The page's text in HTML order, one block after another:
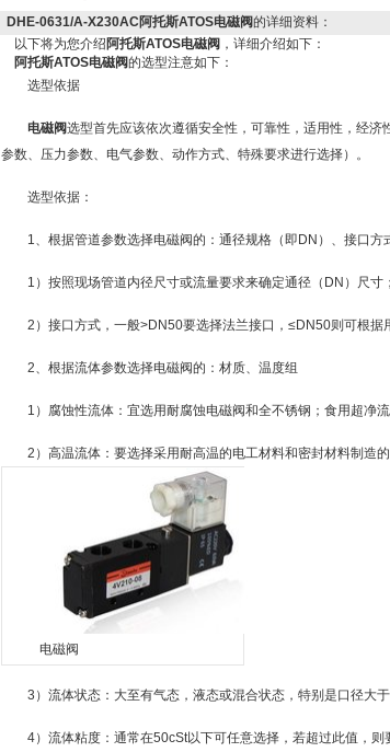
DHE-0631/A-X230AC阿托斯ATOS电磁阀的详细资料：
以下将为您介绍 阿托斯ATOS电磁阀 ，详细介绍如下：
阿托斯ATOS电磁阀的选型注意如下：
选型依据
电磁阀选型首先应该依次遵循安全性，可靠性，适用性，经
参数、压力参数、电气参数、动作方式、特殊要求进行选择）。
选型依据：
1、根据管道参数选择电磁阀的：通径规格（即DN）、接口方
1）按照现场管道内径尺寸或流量要求来确定通径（DN）尺寸；
2）接口方式，一般>DN50要选择法兰接口，≤DN50则可根据
2、根据流体参数选择电磁阀的：材质、温度组
1）腐蚀性流体：宜选用耐腐蚀电磁阀和全不锈钢；食用超净
2）高温流体：要选择采用耐高温的电工材料和密封材料制造
电磁阀
3）流体状态：大至有气态，液态或混合状态，特别是口径大
4）流体粘度：通常在50cSt以下可任意选择，若超过此值，则